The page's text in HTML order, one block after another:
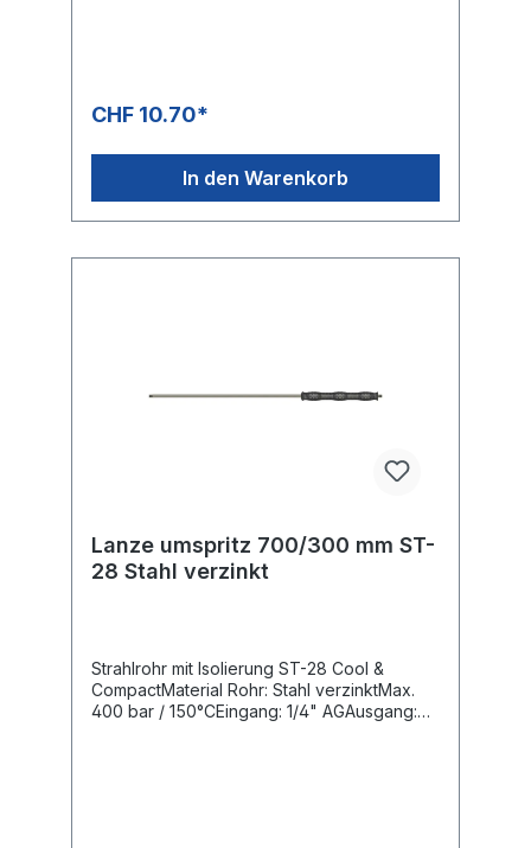
CHF 10.70*
In den Warenkorb
Lanze umspritz 700/300 mm ST-
28 Stahl verzinkt
Strahlrohr mit Isolierung ST-28 Cool &
CompactMaterial Rohr: Stahl verzinktMax.
400 bar / 150°CEingang: 1/4" AGAusgang: